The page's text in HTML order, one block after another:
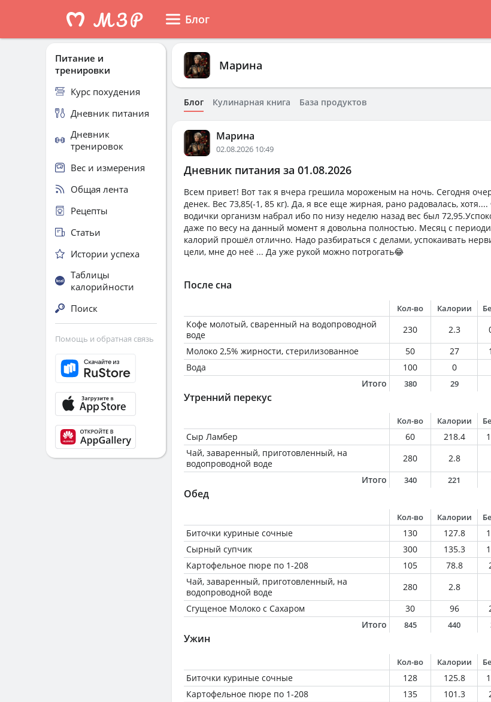
Блог
Марина
Блог Кулинарная книга База продуктов
Марина
02.08.2026 10:49
Дневник питания за 01.08.2026
Всем привет! Вот так я вчера грешила мороженым на ночь. Сегодня
денек. Вес 73,85(-1, 85 кг). Да, я все еще жирная, рано радовалась,
водички организм набрал ибо по низу неделю назад вес был
даже по весу на данный момент я довольна полностью. Месяц с
калорий прошёл отлично. Надо разбираться с делами, успокаивать
цели, мне до неё ... Да уже рукой можно потрогать😂
После сна
Кол-во Калории
Кофе молотый, сваренный на водопроводной
воде
230 2.3
Молоко 2,5% жирности, стерилизованное
50 27
Вода
100 0
Итого
380 29
Утренний перекус
Кол-во Калории
Сыр Ламбер 60 218.4
Чай, заваренный, приготовленный, на
водопроводной воде
280 2.8
Итого
340 221
Обед
Кол-во Калории
Биточки куриные сочные 130 127.8
Сырный супчик
300 135.3
Картофельное пюре по 1-208
105 78.8
Чай, заваренный, приготовленный, на
водопроводной воде
280 2.8
Сгущеное Молоко с Сахаром
30 96
Итого
845 440
Ужин
Кол-во Калории
Биточки куриные сочные 128 125.8
Картофельное пюре по 1-208
135 101.3
Питание и
тренировки
Курс похудения
Дневник питания
Дневник
тренировок
Вес и измерения
Общая лента
Рецепты
Статьи
Истории успеха
Таблицы
калорийности
Поиск
Помощь и обратная связь